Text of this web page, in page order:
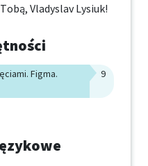
Vladyslav Lysiuk!
Figma.
9